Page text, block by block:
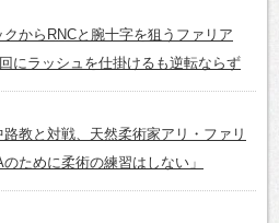
クからRNCと腕十字を狙うファリア
にラッシュを仕掛けるも逆転ならず
路教と対戦、天然柔術家アリ・ファリ
ために柔術の練習はしない」